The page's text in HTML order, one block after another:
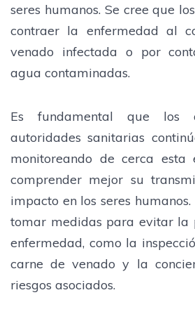
seres humanos. Se cree que
contraer la enfermedad al
venado infectada o por
agua contaminadas.
Es fundamental que los
autoridades sanitarias
monitoreando de cerca esta
comprender mejor su
impacto en los seres
tomar medidas para evitar la
enfermedad, como la
carne de venado y la
riesgos asociados.